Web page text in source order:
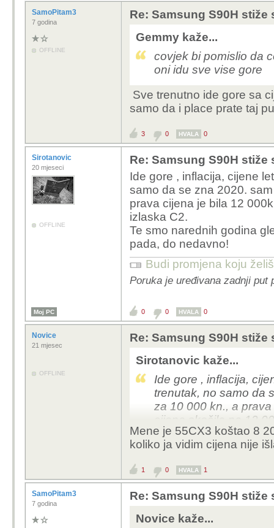
SamoPitam3
7 godina
OFFLINE
Re: Samsung S90H
Gemmy kaže...
covjek bi pomislio da
oni idu sve vise gore
Sve trenutno ide gore sa
samo da i place prate taj
3 0 HVALA 0
Sirotanovic
20 mjeseci
OFFLINE
Re: Samsung S90H
Ide gore , inflacija, cijene
samo da se zna 2020.
prava cijena je bila 12
izlaska C2.
Te smo narednih godina
pada, do nedavno!
Budi promjena koju
Poruka je uređivana zadnji put
Moj PC 0 0 HVALA 0
Novice
21 mjesec
OFFLINE
Re: Samsung S90H
Sirotanovic kaže...
Ide gore , inflacija,
trenutak, no samo da
za 10 000 kn., a
cijena skočila na 12
Te smo narednih
zapravo pada, do
Mene je 55CX3 koštao 8
koliko ja vidim cijena nije
1 0 HVALA 1
SamoPitam3
7 godina
Re: Samsung S90H
Novice kaže...